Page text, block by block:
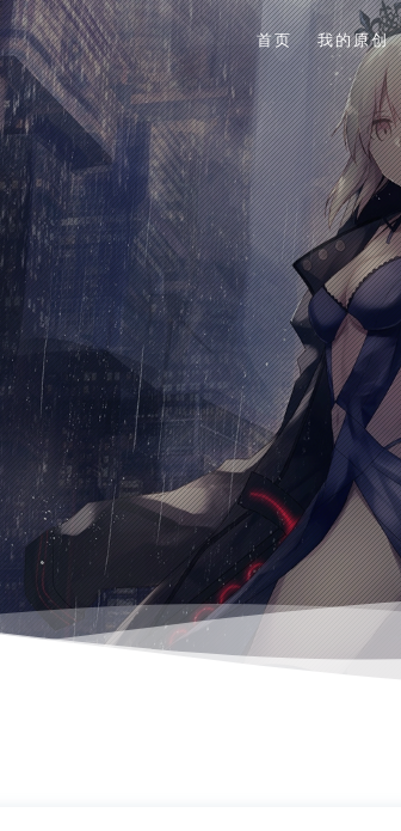
首页 我的原创